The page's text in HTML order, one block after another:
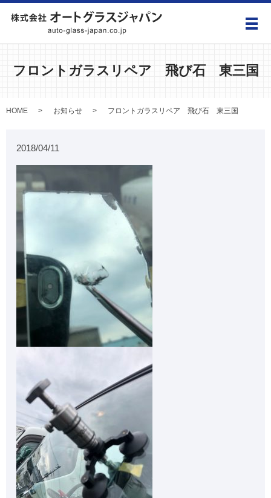
メ
フロントガラスリペア 飛び石 東三国
HOME お知らせ フロントガラスリペア 飛び石 東三国
2018/04/11